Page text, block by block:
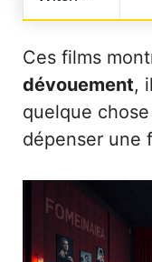
Ces films
dévouement,
quelque
dépenser une